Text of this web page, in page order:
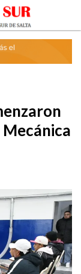
Mecánica